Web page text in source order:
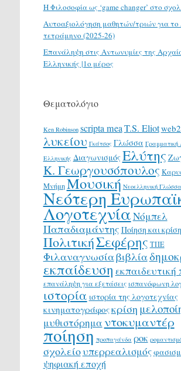
H Φιλοσοφία ως ‘game changer’ στο
Αυτοαξιολόγηση μαθητών/τριών για το
τετράμηνο (2025-26)
Επανάληψη στις Αντωνυμίες της
Ελληνικής |1ο μέρος
Θεματολόγιο
Ken Robinson scripta meaT.S. Eliot
λυκείου Γκάτσος Γλώσσα Γραμματική
Ελληνικής ΔιαγωνισμόςΕλύτης
Κ. Γεωργουσόπουλος
ΜνήμηΜουσική Νεοελληνική
Νεότερη
ΛογοτεχνίαΝόμπελ
Παπαδιαμάντης Ποίηση και κρίση
ΠολιτικήΣεφέρης ΤΠΕ
Φιλαναγνωσίαβιβλία
εκπαίδευση εκπαιδευτική
επανάληψη για εξετάσεις ισπανόφωνη
ιστορία ιστορία της λογοτεχνίας
κινηματογράφοςκρίση
μυθιστόρημα ντοκυμαντέρ
ποίηση προπαγάνδα ροκ
σχολείουπερρεαλισμός
ψηφιακή εποχή